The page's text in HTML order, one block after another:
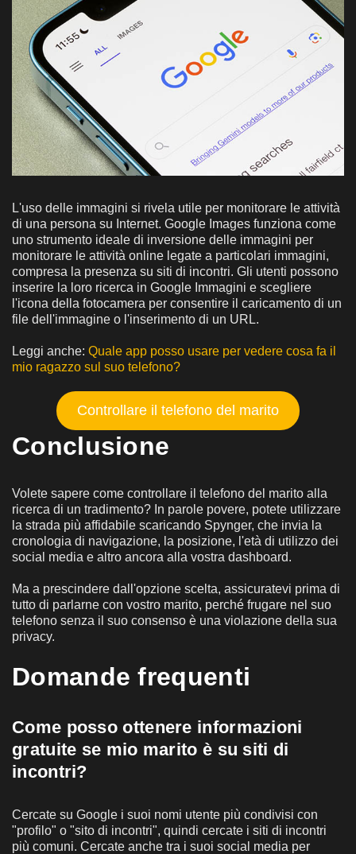
L'uso delle immagini si rivela utile per monitorare le attività
di una persona su Internet. Google Images funziona come
uno strumento ideale di inversione delle immagini per
monitorare le attività online legate a particolari immagini,
compresa la presenza su siti di incontri. Gli utenti possono
inserire la loro ricerca in Google Immagini e scegliere
l'icona della fotocamera per consentire il caricamento di un
file dell'immagine o l'inserimento di un URL.
Leggi anche: Quale app posso usare per vedere cosa fa il
mio ragazzo sul suo telefono?
Controllare il telefono del marito
Conclusione
Volete sapere come controllare il telefono del marito alla
ricerca di un tradimento? In parole povere, potete utilizzare
la strada più affidabile scaricando Spynger, che invia la
cronologia di navigazione, la posizione, l'età di utilizzo dei
social media e altro ancora alla vostra dashboard.
Ma a prescindere dall'opzione scelta, assicuratevi prima di
tutto di parlarne con vostro marito, perché frugare nel suo
telefono senza il suo consenso è una violazione della sua
privacy.
Domande frequenti
Come posso ottenere informazioni
gratuite se mio marito è su siti di
incontri?
Cercate su Google i suoi nomi utente più condivisi con
"profilo" o "sito di incontri", quindi cercate i siti di incontri
più comuni. Cercate anche tra i suoi social media per